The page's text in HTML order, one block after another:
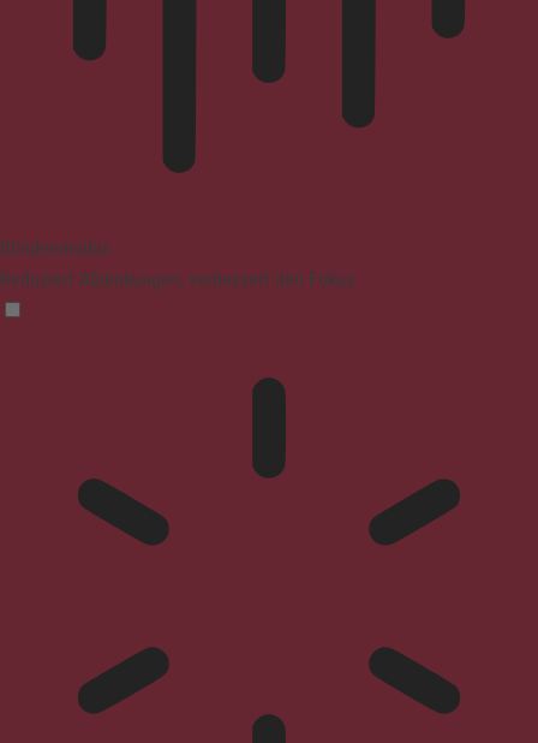
Blindenmodus
Reduziert Ablenkungen, verbessert den Fokus